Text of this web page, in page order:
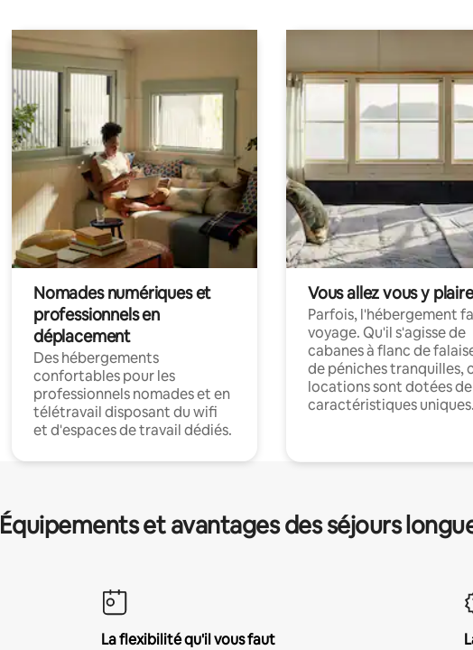
Nomades numériques et
professionnels en
déplacement
Des hébergements
confortables pour les
professionnels nomades et en
télétravail disposant du wifi
et d'espaces de travail dédiés.
Vous allez vous y plaire
Parfois, l'hébergement
voyage. Qu'il s'agisse de
cabanes à flanc de
de péniches tranquilles,
locations sont dotées de
caractéristiques uniques.
Équipements et avantages des séjours
La flexibilité qu'il vous faut